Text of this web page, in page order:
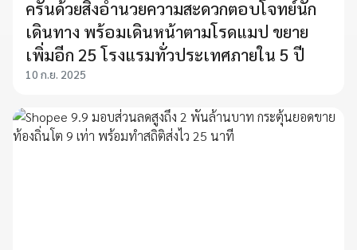
ครันด้วยสิ่งอำนวยความสะดวกตอบโจทย์นัก
เดินทาง พร้อมเดินหน้าตามโรดแมป ขยาย
เพิ่มอีก 25 โรงแรมทั่วประเทศภายใน 5 ปี
10 ก.ย. 2025